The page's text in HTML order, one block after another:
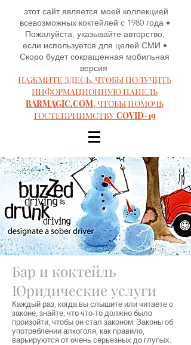
этот сайт является моей коллекцией
всевозможных коктейлей с 1980 года •
Пожалуйста, указывайте авторство,
если используется для целей СМИ •
Скоро будет сокращенная мобильная
версия
НАЖМИТЕ ЗДЕСЬ, ЧТОБЫ ПОЛУЧИТЬ
ИНФОРМАЦИОННУЮ ПАНЕЛЬ
BARMAGIC.COM, ЧТОБЫ ПОМОЧЬ
ГОСТЕПРИИМСТВУ COVID-19
Бар и коктейль
Юридические услуги
Каждый раз, когда вы слышите или читаете о
законе, знайте, что что-то должно было
произойти, чтобы он стал законом. Законы об
употреблении алкоголя, как правило,
варьируются от очень серьезных до глупых.